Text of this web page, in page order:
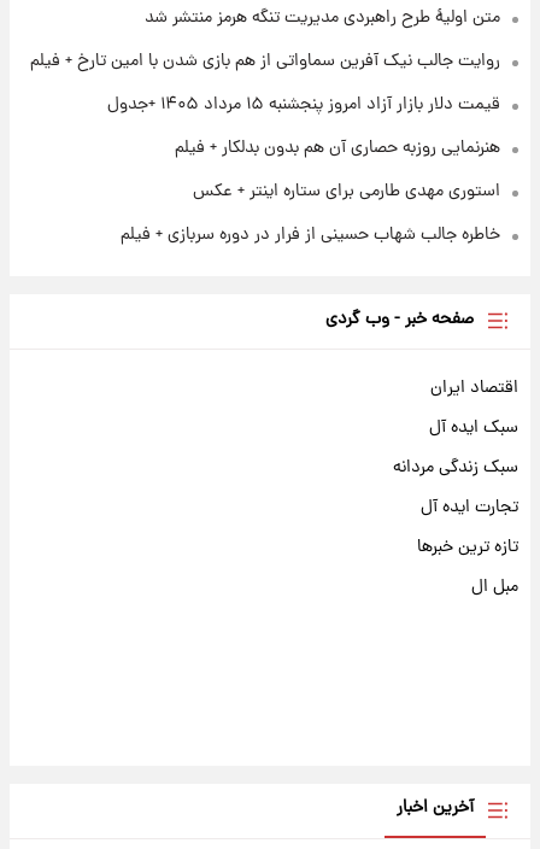
آغاز طرح جدید فروش مشارکت در تولید سایپا؛
سود مشارکت چند درصد است؟
متن اولیۀ طرح راهبردی مدیریت تنگه هرمز منتشر شد
روایت جالب نیک آفرین سماواتی از هم بازی شدن با امین تارخ + فیلم
قیمت دلار بازار آزاد امروز پنجشنبه ۱۵ مرداد ۱۴۰۵ +جدول
هنرنمایی روزبه حصاری آن هم بدون بدلکار + فیلم
استوری مهدی طارمی برای ستاره اینتر + عکس
خاطره جالب شهاب حسینی از فرار در دوره سربازی + فیلم
صفحه خبر - وب گردی
اقتصاد ایران
سبک ایده آل
سبک زندگی مردانه
تجارت ایده آل
تازه ترین خبرها
مبل ال
آخرین اخبار